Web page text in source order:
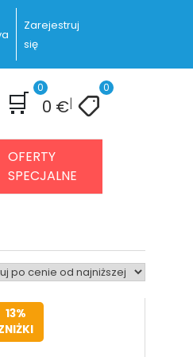
Zarejestruj
się
🛒 0
0 €|
0
OFERTY
SPECJALNE
13%